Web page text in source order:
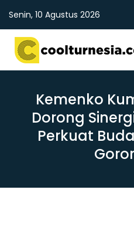
Senin, 10 Agustus 2026
Kemenko
Dorong
Perkuat